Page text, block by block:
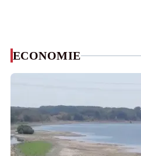
ECONOMIE